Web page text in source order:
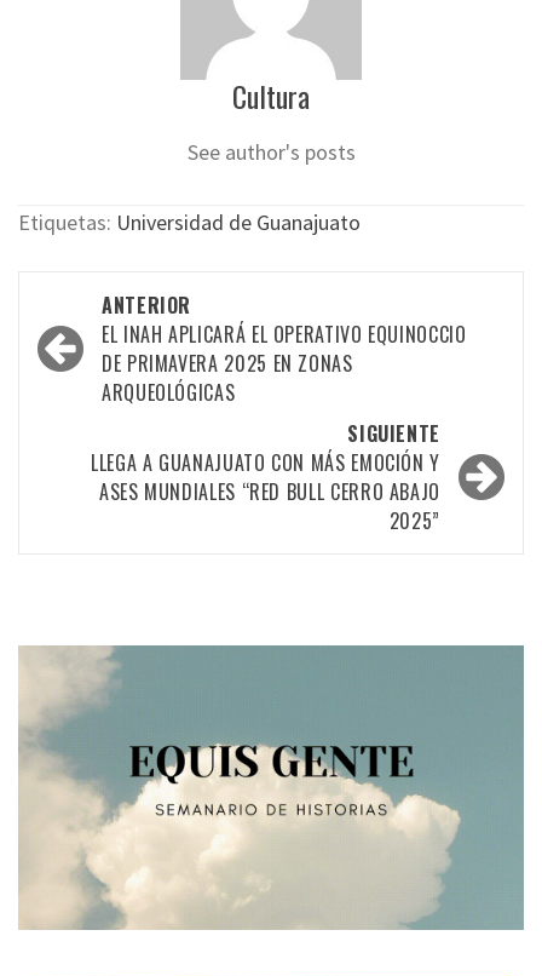
Cultura
See author's posts
Etiquetas: Universidad de Guanajuato
Navegación
por
las
entradas
ANTERIOR
EL INAH APLICARÁ EL OPERATIVO EQUINOCCIO
DE PRIMAVERA 2025 EN ZONAS
ARQUEOLÓGICAS
SIGUIENTE
LLEGA A GUANAJUATO CON MÁS EMOCIÓN Y
ASES MUNDIALES “RED BULL CERRO ABAJO
2025”